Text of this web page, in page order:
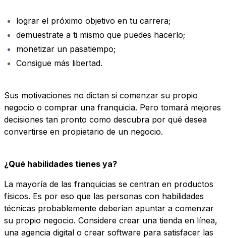
lograr el próximo objetivo en tu carrera;
demuestrate a ti mismo que puedes hacerlo;
monetizar un pasatiempo;
Consigue más libertad.
Sus motivaciones no dictan si comenzar su propio
negocio o comprar una franquicia. Pero tomará mejores
decisiones tan pronto como descubra por qué desea
convertirse en propietario de un negocio.
¿Qué habilidades tienes ya?
La mayoría de las franquicias se centran en productos
físicos. Es por eso que las personas con habilidades
técnicas probablemente deberían apuntar a comenzar
su propio negocio. Considere crear una tienda en línea,
una agencia digital o crear software para satisfacer las